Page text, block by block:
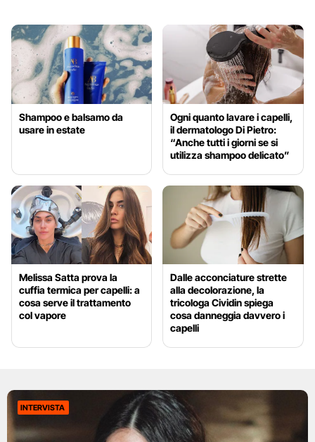
Shampoo e balsamo da
usare in estate
Ogni quanto lavare i capelli,
il dermatologo Di Pietro:
“Anche tutti i giorni se si
utilizza shampoo delicato”
Melissa Satta prova la
cuffia termica per capelli: a
cosa serve il trattamento
col vapore
Dalle acconciature strette
alla decolorazione, la
tricologa Cividin spiega
cosa danneggia davvero i
capelli
INTERVISTA